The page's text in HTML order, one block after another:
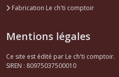
Fabrication Le ch'ti comptoir
Mentions légales
Ce site est édité par Le ch'ti comptoir.
SIREN : 80975037500010